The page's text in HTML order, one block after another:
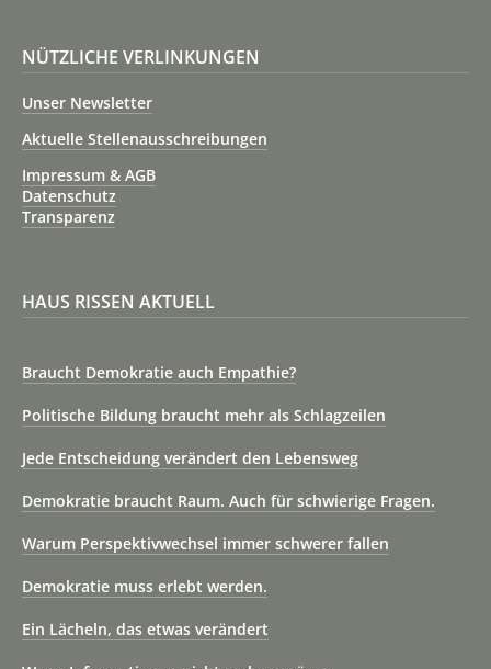
NÜTZLICHE VERLINKUNGEN
Unser Newsletter
Aktuelle Stellenausschreibungen
Impressum & AGB
Datenschutz
Transparenz
HAUS RISSEN AKTUELL
Braucht Demokratie auch Empathie?
Politische Bildung braucht mehr als Schlagzeilen
Jede Entscheidung verändert den Lebensweg
Demokratie braucht Raum. Auch für schwierige Fragen.
Warum Perspektivwechsel immer schwerer fallen
Demokratie muss erlebt werden.
Ein Lächeln, das etwas verändert